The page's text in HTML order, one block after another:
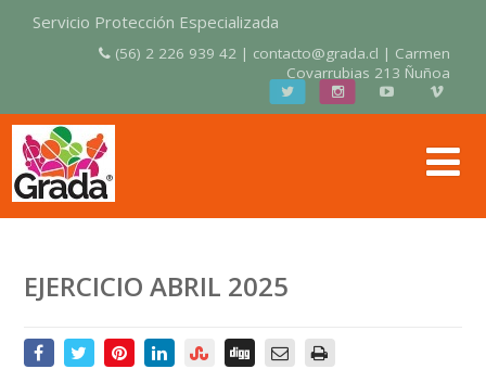
Servicio Protección Especializada
(56) 2 226 939 42 | contacto@grada.cl | Carmen
Covarrubias 213 Ñuñoa
EJERCICIO ABRIL 2025